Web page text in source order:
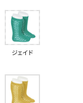
ジェイド